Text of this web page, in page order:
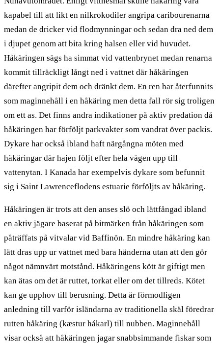
kapabel till att likt en nilkrokodiler angripa caribourenarna
medan de dricker vid flodmynningar och sedan dra ned dem
i djupet genom att bita kring halsen eller vid huvudet.
Håkäringen sägs ha simmat vid vattenbrynet medan renarna
kommit tillräckligt långt ned i vattnet där håkäringen
därefter angripit dem och dränkt dem. En ren har återfunnits
som maginnehåll i en håkäring men detta fall rör sig troligen
om ett as. Det finns andra indikationer på aktiv predation då
håkäringen har förföljt parkvakter som vandrat över packis.
Dykare har också ibland haft närgångna möten med
håkäringar där hajen följt efter hela vägen upp till
vattenytan. I Kanada har exempelvis dykare som befunnit
sig i Saint Lawrenceflodens estuarie förföljts av håkäring.
Håkäringen är trots att den anses slö och lättfångad ibland
en aktiv jägare baserat på bitmärken från håkäringen som
påträffats på vitvalar vid Baffinön. En mindre håkäring kan
lätt dras upp ur vattnet med bara händerna utan att den gör
något nämnvärt motstånd. Håkäringens kött är giftigt men
kan ätas om det är ruttet, torkat eller om det tillreds. Kötet
kan ge upphov till berusning. Detta är förmodligen
anledning till varför isländarna av traditionella skäl föredrar
rutten håkäring (kæstur hákarl) till nubben. Maginnehåll
visar också att håkäringen jagar snabbsimmande fiskar som